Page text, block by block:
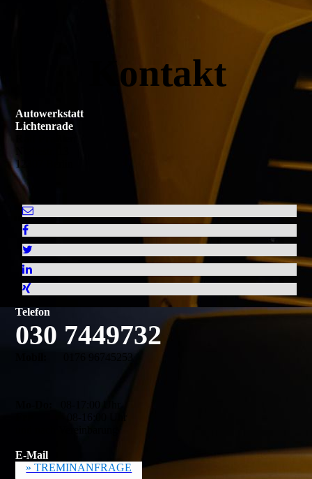
Kontakt
Autowerkstatt
Lichtenrade
12307 Berlin
Telefon
030 7449732
0176 96745253
E-Mail
» TREMINANFRAGE